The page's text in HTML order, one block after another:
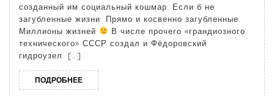
созданный им социальный кошмар. Если б не
загубленные жизни. Прямо и косвенно загубленные.
Миллионы жизней
В числе прочего «грандиозного
технического» СССР создал и Фёдоровский
гидроузел. […]
ПОДРОБНЕЕ